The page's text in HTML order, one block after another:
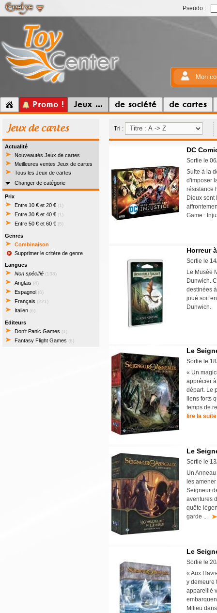
Pseudo :
Mon
Promo ! Jeux ... de société de cartes
Jeux de cartes
Actualité
Nouveautés Jeux de cartes
Meilleures ventes Jeux de cartes
Tous les Jeux de cartes
Changer de catégorie
Prix
Entre 10 € et 20 € (1)
Entre 30 € et 40 € (1)
Entre 50 € et 60 € (5)
Genres
Combinaison
Supprimer le critère de genre
Langues
Non spécifié (138)
Anglais (4)
Espagnol (6)
Français (221)
Italien (6)
Editeurs
Don't Panic Games (1)
Fantasy Flight Games (6)
Tri :
DC
Sortie le
Suite à la
d'imposer
résistance
Dieux sont
Game :
Horreur
Sortie le
Le Musée
Dunwich.
destinées
joué soit
Dunwich.
Le
Sortie le
« Un
apprécier
départ. Le
liens forts
temps de
lire la suite
Le
Sortie le
Un
les
Seigneur
aventures
quête
garde ...
Le
Sortie le
« Aux
y demeure
appareillé
Milieu